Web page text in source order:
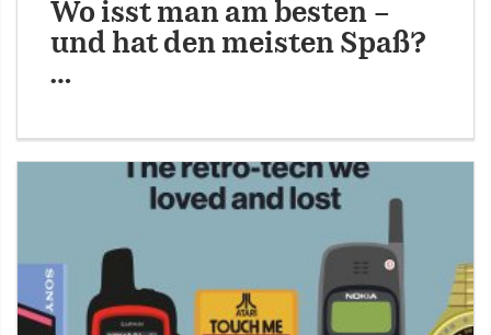
Wo isst man am besten –
und hat den meisten Spaß?
…